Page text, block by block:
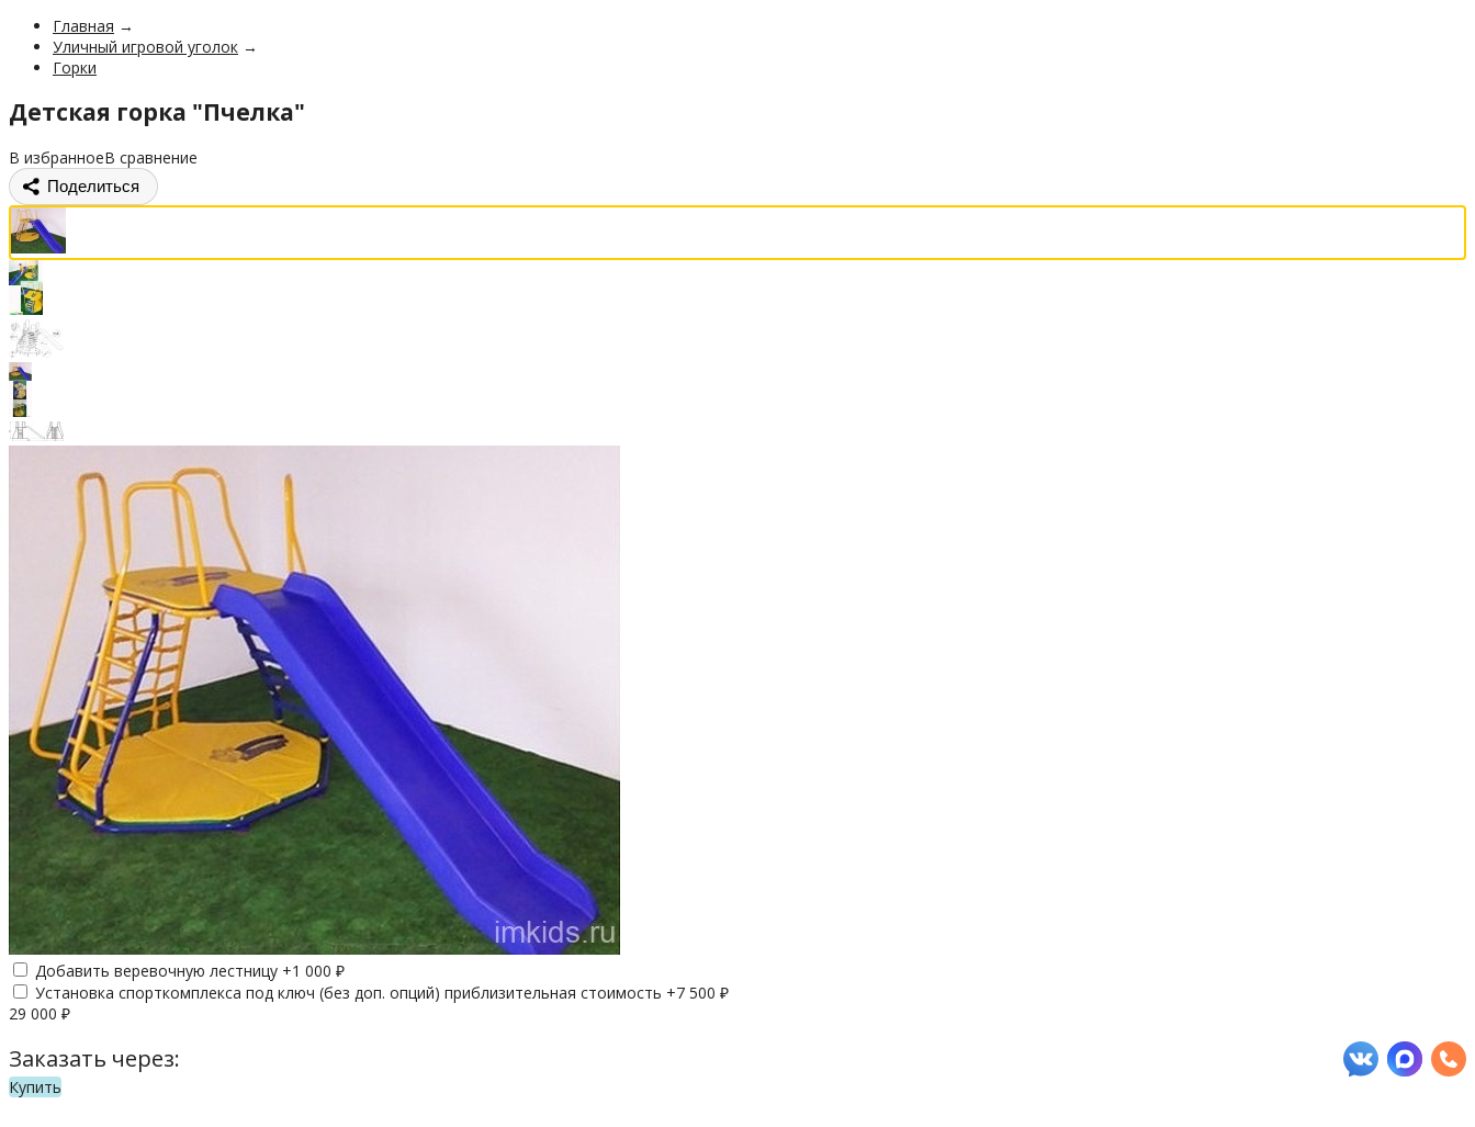
Главная →
Уличный игровой уголок →
Горки
Детская горка "Пчелка"
В избранноеВ сравнение
Поделиться
Добавить веревочную лестницу +1 000 ₽
Установка спорткомплекса под ключ (без доп. опций) приблизительная стоимость +7 500 ₽
29 000 ₽
Заказать через:
Купить